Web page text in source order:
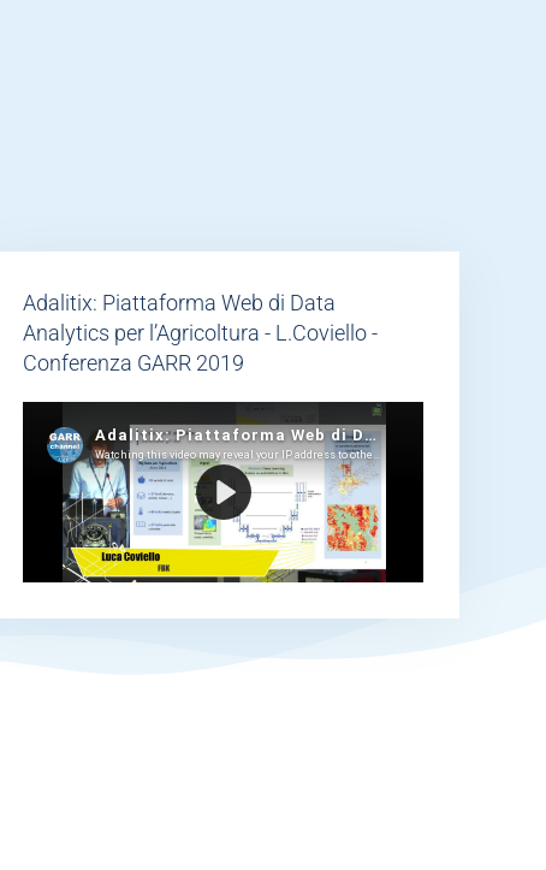
Adalitix: Piattaforma Web di Data
Analytics per l’Agricoltura - L.Coviello -
Conferenza GARR 2019